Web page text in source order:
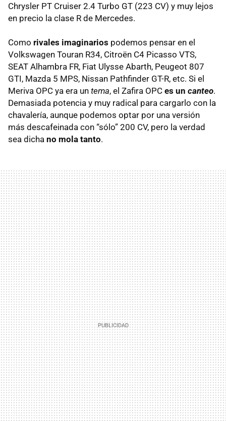
Chrysler PT Cruiser 2.4 Turbo GT (223 CV) y muy lejos
en precio la clase R de Mercedes.
Como rivales imaginarios podemos pensar en el
Volkswagen Touran R34, Citroën C4 Picasso VTS,
SEAT Alhambra FR, Fiat Ulysse Abarth, Peugeot 807
GTI, Mazda 5 MPS, Nissan Pathfinder GT-R, etc. Si el
Meriva OPC ya era un tema, el Zafira OPC es un canteo.
Demasiada potencia y muy radical para cargarlo con la
chavalería, aunque podemos optar por una versión
más descafeinada con “sólo” 200 CV, pero la verdad
sea dicha no mola tanto.